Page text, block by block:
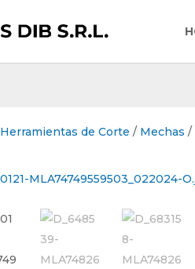
Herramientas de Corte / Mechas /